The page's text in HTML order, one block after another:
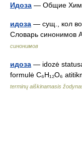
Идоза — Общие
идоза — сущ., кол во
Словарь
синонимов
идоза — idozė
formulė C₆H₁₂O₆
terminų aiškinamasis